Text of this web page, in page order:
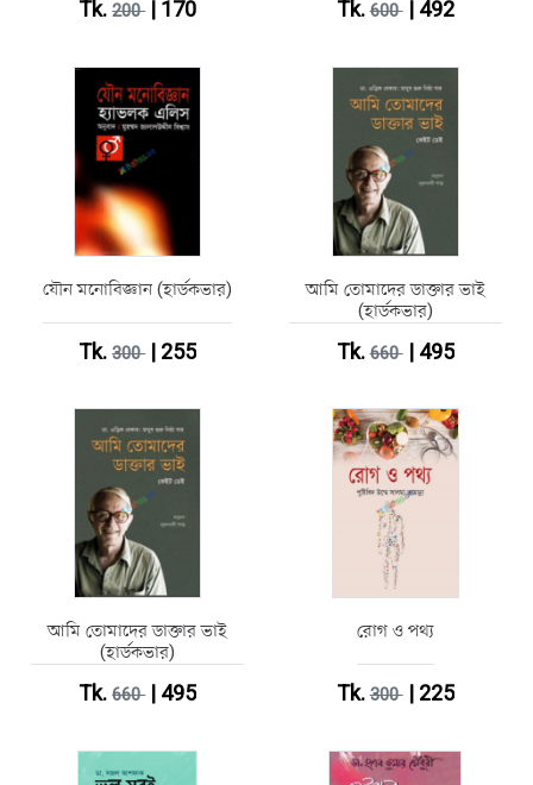
Tk.200| 170 Tk.600| 492
যৌন মনোবিজ্ঞান (হার্ডকভার)
Tk.300| 255
আমি তোমাদের ডাক্তার ভাই
(হার্ডকভার)
Tk.660| 495
আমি তোমাদের ডাক্তার ভাই
(হার্ডকভার)
Tk.660| 495
রোগ ও পথ্য
Tk.300| 225